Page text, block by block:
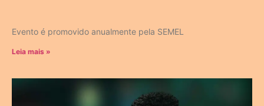
Evento é promovido anualmente pela SEMEL
Leia mais »